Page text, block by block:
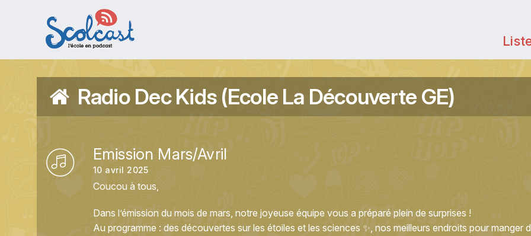
Aller au contenu principal
Radio Dec Kids (Ecole La Découverte GE)
Emission Mars/Avril
10 avril 2025
Coucou à tous,
Dans l’émission du mois de mars, notre joyeuse équipe vous a préparé plein de surprises !
Au programme : des découvertes sur les étoiles et les sciences ✨, nos meilleurs endroits pour manger